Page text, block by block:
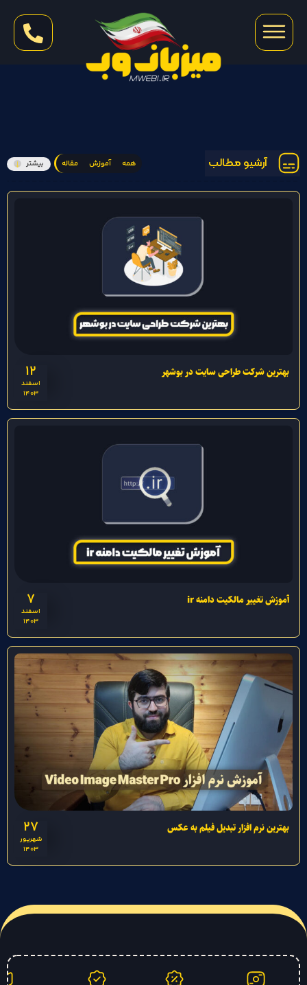
آرشیو مطالب همه آموزش مقاله بیشتر
12
اسفند
1403
بهترین شرکت طراحی سایت در بوشهر
7
اسفند
1403
آموزش تغییر مالکیت دامنه ir
27
شهریور
1403
بهترین نرم افزار تبدیل فیلم به عکس